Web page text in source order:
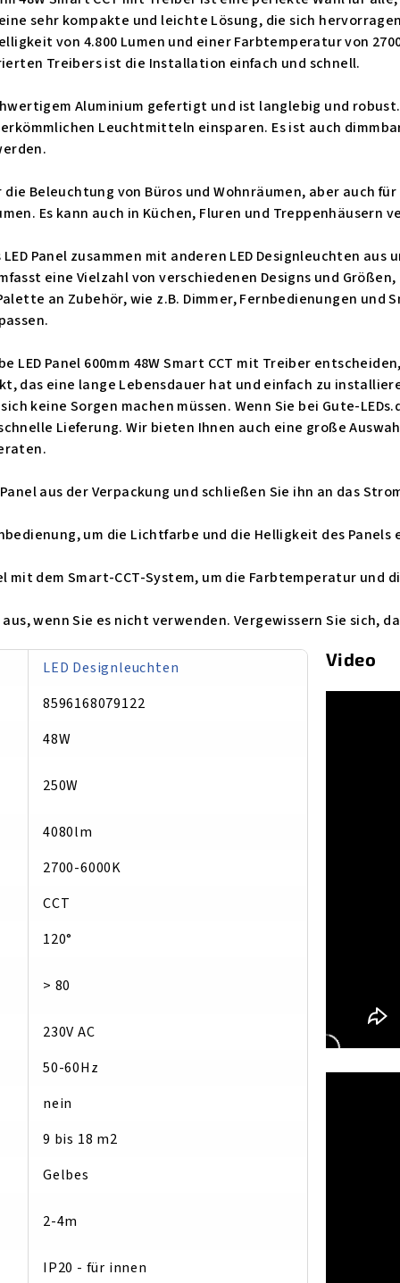
sehr kompakte und leichte Lösung, die sich
von 4.800 Lumen und einer Farbtemperatur von
Treibers ist die Installation einfach und schnell.
Aluminium gefertigt und ist langlebig und
Leuchtmitteln einsparen. Es ist auch
die Beleuchtung von Büros und Wohnräumen, aber auch
Es kann auch in Küchen, Fluren und Treppenhäusern
Panel zusammen mit anderen LED Designleuchten
eine Vielzahl von verschiedenen Designs und
an Zubehör, wie z.B. Dimmer, Fernbedienungen und
LED Panel 600mm 48W Smart CCT mit Treiber
das eine lange Lebensdauer hat und einfach zu
sich keine Sorgen machen müssen. Wenn Sie bei Gute-
Lieferung. Wir bieten Ihnen auch eine große
aus der Verpackung und schließen Sie ihn an das
um die Lichtfarbe und die Helligkeit des
mit dem Smart-CCT-System, um die Farbtemperatur und
aus, wenn Sie es nicht verwenden. Vergewissern Sie sich,
LED Designleuchten
8596168079122
48W
250W
4080lm
2700-6000K
CCT
120°
> 80
230V AC
50-60Hz
nein
9 bis 18 m2
Gelbes
2-4m
IP20 - für innen
Video